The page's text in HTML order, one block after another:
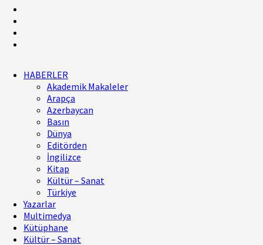
Menu
HABERLER
Akademik Makaleler
Arapça
Azerbaycan
Basın
Dünya
Editörden
İngilizce
Kitap
Kültür – Sanat
Türkiye
Yazarlar
Multimedya
Kütüphane
Kültür – Sanat